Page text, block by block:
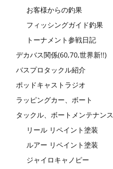
お客様からの釣果
フィッシングガイド釣果
トーナメント参戦日記
デカバス関係(60,70,世界新!!)
バスプロタックル紹介
ポッドキャストラジオ
ラッピングカー、ボート
タックル、ボートメンテナンス
リール リペイント塗装
ルアー リペイント塗装
ジャイロキャノピー